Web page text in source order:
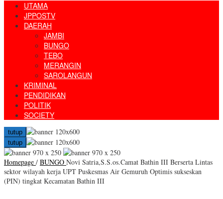
UTAMA
JPPOSTV
DAERAH
JAMBI
BUNGO
TEBO
MERANGIN
SAROLANGUN
KRIMINAL
PENDIDIKAN
POLITIK
SOCIETY
tutup
tutup
Homepage / BUNGO Novi Satria,S.S.os.Camat Bathin III Berserta Lintas
sektor wilayah kerja UPT Puskesmas Air Gemuruh Optimis sukseskan
(PIN) tingkat Kecamatan Bathin III